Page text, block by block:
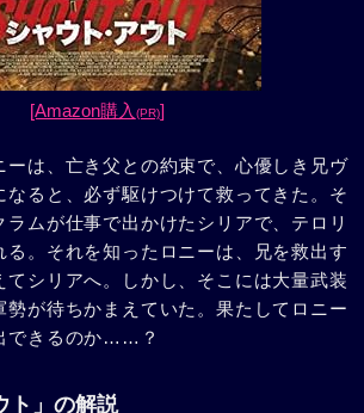
[Amazon購入 (PR)]
ーは、亡き父との約束で、心優しき兄ヴ
なると、必ず駆けつけて救ってきた。そ
ラムが仕事で出かけたシリアで、テロリ
る。それを知ったロニーは、兄を救出す
てシリアへ。しかし、そこには大量武装
勢が待ちかまえていた。果たしてロニー
できるのか……？
ト」の解説